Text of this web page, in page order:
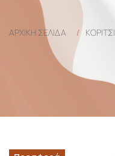
ΑΡΧΙΚΉ ΣΕΛΊΔΑ / ΚΟΡΙΤΣΙ